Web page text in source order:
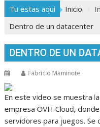
Tu estas aquí Inicio
Dentro de un datacenter
DENTRO DE UN
Fabricio Maminote
En este video se muestra
empresa OVH Cloud,
servidores para juegos. Se